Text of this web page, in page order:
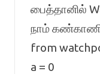
பைத்தானில்
நாம்
from
a = 0